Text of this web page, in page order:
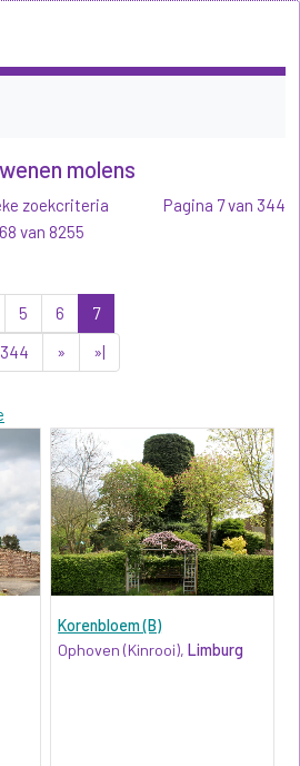
molens
zoekcriteria
van 8255
5 6
7
344 » »|
Pagina 7 van 344
Korenbloem (B)
Ophoven (Kinrooi),Limburg